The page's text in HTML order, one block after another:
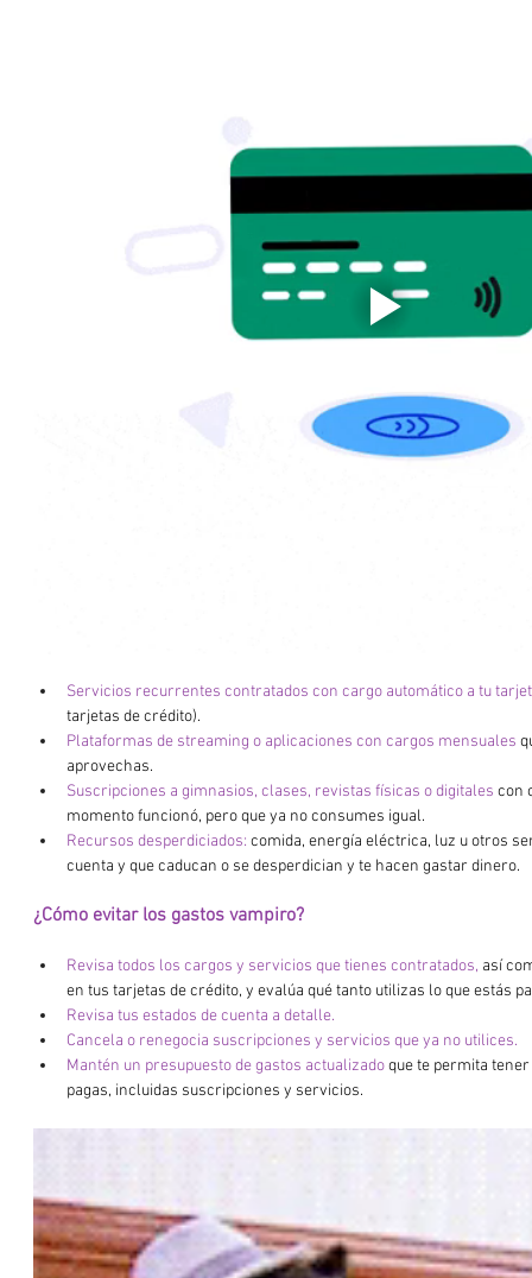
Servicios recurrentes contratados con cargo automático a tu
tarjetas de crédito).
Plataformas de streaming o aplicaciones con cargos mensuales
aprovechas.
Suscripciones a gimnasios, clases, revistas físicas o digitales con
momento funcionó, pero que ya no consumes igual.
Recursos desperdiciados: comida, energía eléctrica, luz u otros
cuenta y que caducan o se desperdician y te hacen gastar dinero.
¿Cómo evitar los gastos vampiro?
Revisa todos los cargos y servicios que tienes contratados, así
en tus tarjetas de crédito, y evalúa qué tanto utilizas lo que estás
Revisa tus estados de cuenta a detalle.
Cancela o renegocia suscripciones y servicios que ya no utilices.
Mantén un presupuesto de gastos actualizado que te permita
pagas, incluidas suscripciones y servicios.